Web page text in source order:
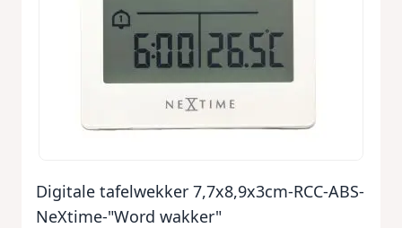
Digitale tafelwekker 7,7x8,9x3cm-RCC-ABS-
NeXtime-"Word wakker"